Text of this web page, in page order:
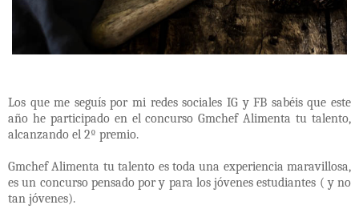
Los que me seguís por mi redes sociales IG y FB sabéis que este
año he participado en el concurso Gmchef Alimenta tu talento,
alcanzando el 2º premio.
Gmchef Alimenta tu talento es toda una experiencia maravillosa,
es un concurso pensado por y para los jóvenes estudiantes ( y no
tan jóvenes).